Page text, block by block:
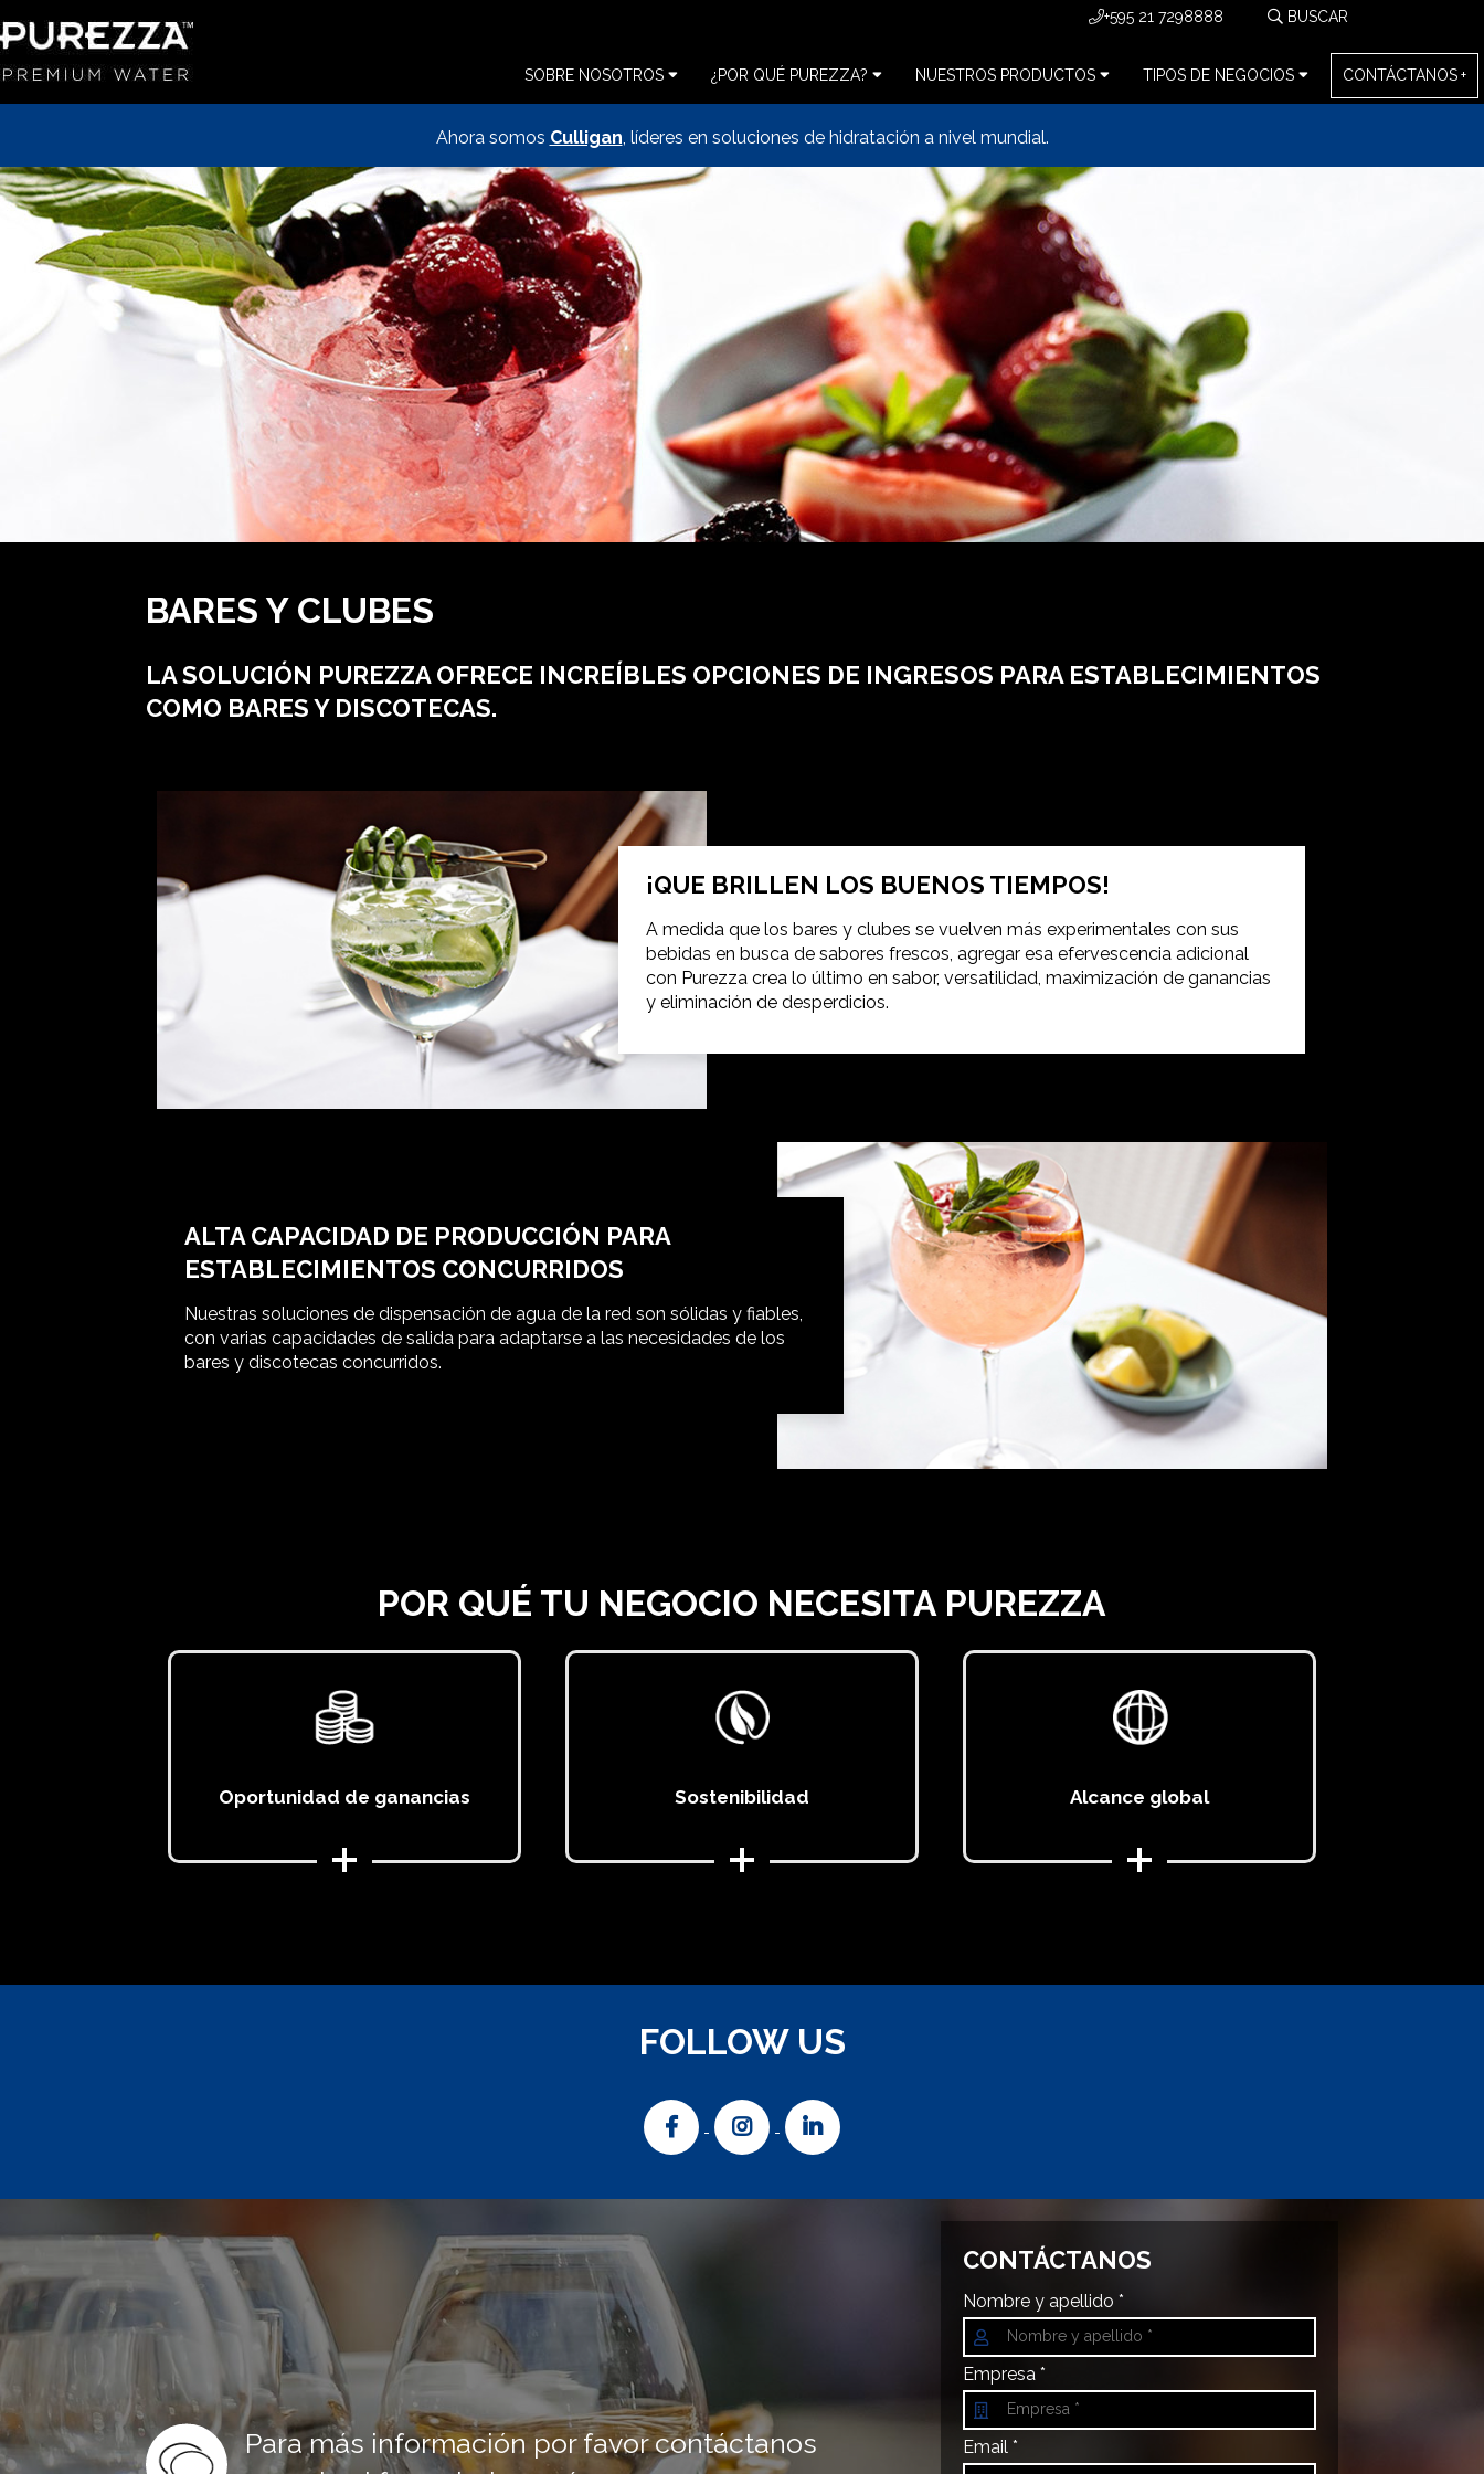
+595 21 7298888
SOBRE NOSOTROS ¿POR QUÉ PUREZZA? NUESTROS PRODUCTOS TIPOS DE NEGOCIOS CONTÁCTANOS
Ahora somos Culligan, líderes en soluciones de hidratación a nivel mundial.
BARES Y CLUBES
LA SOLUCIÓN PUREZZA OFRECE INCREÍBLES OPCIONES DE INGRESOS PARA ESTABLECIMIENTOS
COMO BARES Y DISCOTECAS.
¡QUE BRILLEN LOS BUENOS TIEMPOS!
A medida que los bares y clubes se vuelven más experimentales con sus
bebidas en busca de sabores frescos, agregar esa efervescencia adicional
con Purezza crea lo último en sabor, versatilidad, maximización de ganancias
y eliminación de desperdicios.
ALTA CAPACIDAD DE PRODUCCIÓN PARA
ESTABLECIMIENTOS CONCURRIDOS
Nuestras soluciones de dispensación de agua de la red son sólidas y fiables,
con varias capacidades de salida para adaptarse a las necesidades de los
bares y discotecas concurridos.
POR QUÉ TU NEGOCIO NECESITA PUREZZA
Oportunidad de ganancias Sostenibilidad Alcance global
FOLLOW US
Para más información por favor contáctanos
CONTÁCTANOS
Nombre y apellido *
Empresa *
Email *